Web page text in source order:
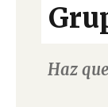
Haz